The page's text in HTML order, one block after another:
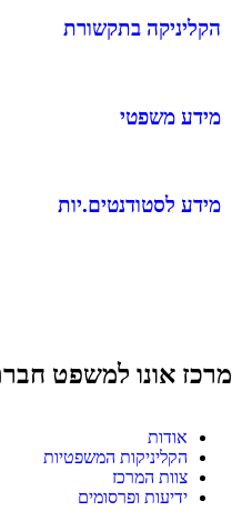
הקליניקה בתקשורת
מידע משפטי
מידע לסטודנטים.יות
מרכז אונו למשפט
אודות
הקליניקות המשפטיות
צוות המרכז
ידיעות ופרסומים